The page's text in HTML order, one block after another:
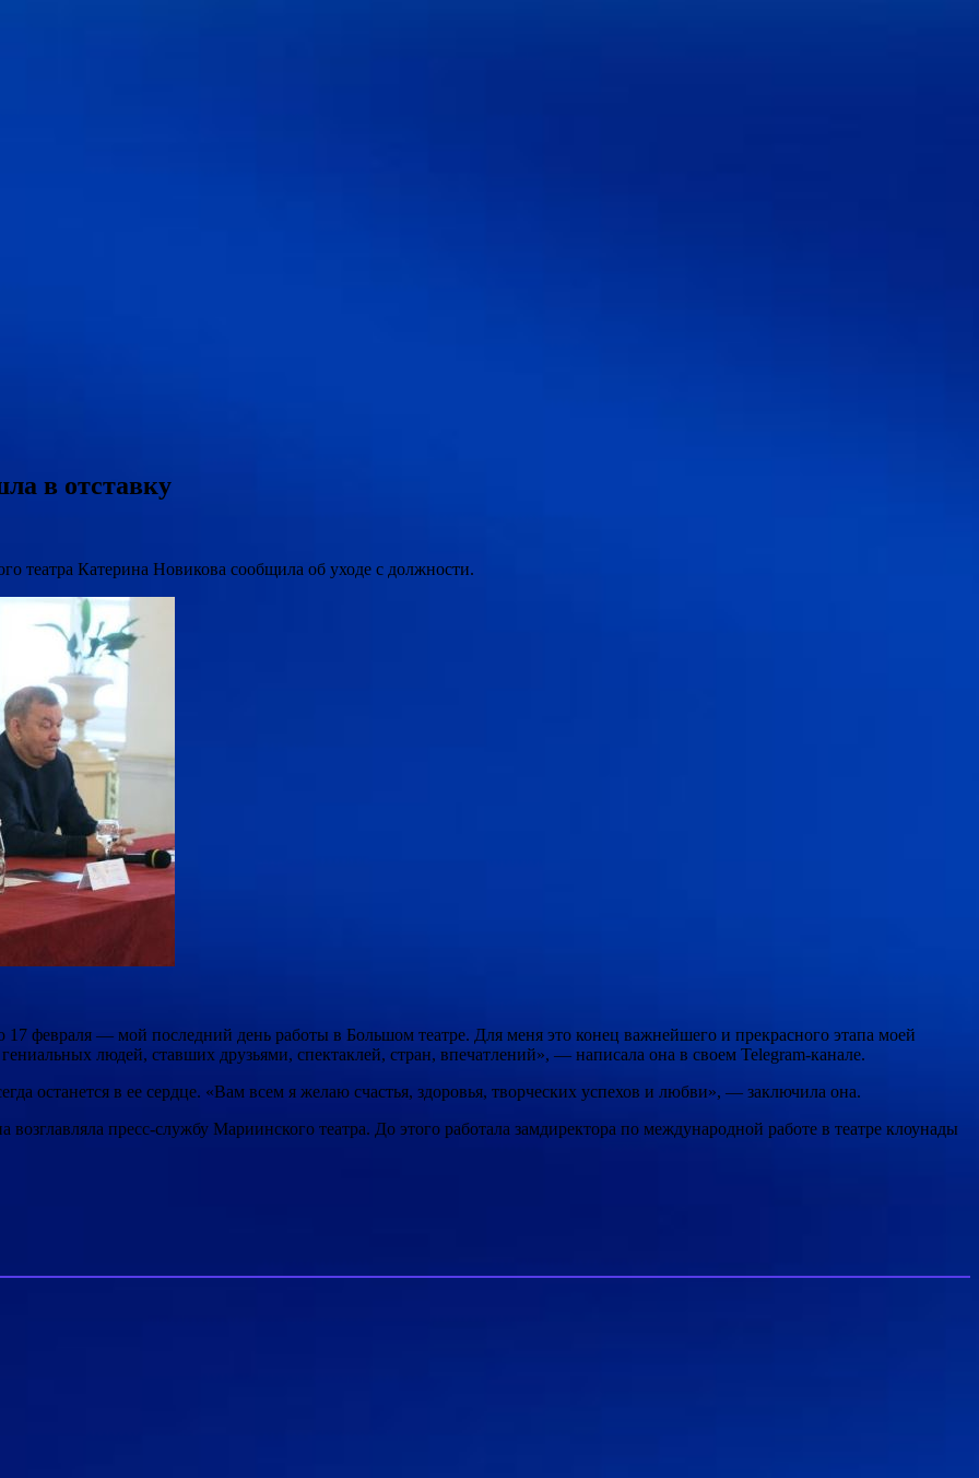
в отставку
Катерина Новикова сообщила об уходе с должности.
февраля — мой последний день работы в Большом театре. Для меня это конец важнейшего и прекрасного этапа моей
людей, ставших друзьями, спектаклей, стран, впечатлений», — написала она в своем Telegram-канале.
останется в ее сердце. «Вам всем я желаю счастья, здоровья, творческих успехов и любви», — заключила она.
пресс-службу Мариинского театра. До этого работала замдиректора по международной работе в театре клоунады